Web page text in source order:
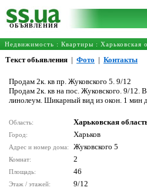
ОБЪЯВЛЕНИЯ
Недвижимость : Квартиры : Харьковская
Текст обьявления | Фото | Контакты
Продам 2к. кв пр. Жуковского 5. 9/12
Продам 2к. кв на пос. Жуковского. 9/12.
линолеум. Шикарный вид из окон. 1 мин
Область: Харьковская
Город: Харьков
Адрес и номер дома: Жуковского 5
Комнат: 2
Площадь: 46
Этаж / этажей: 9/12